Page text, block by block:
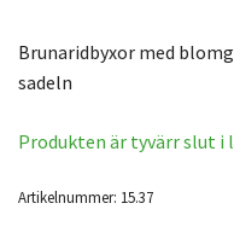
Brunaridbyxor med
sadeln
Produkten är tyvärr slut i
Artikelnummer: 15.37